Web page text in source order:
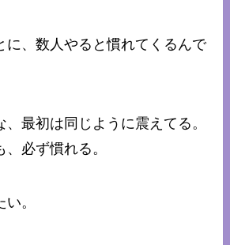
に、数人やると慣れてくるんで
最初は同じように震えてる。
必ず慣れる。
。